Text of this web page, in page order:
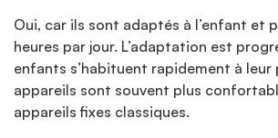
Oui, car ils sont adaptés à l’enfant et
heures par jour. L’adaptation est
enfants s’habituent rapidement à leur
appareils sont souvent plus
appareils fixes classiques.